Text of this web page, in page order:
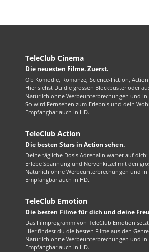
TeleClub Cinema
Die neuesten Filme. Zuerst.
Ob Komödie, Romanze, Science-Fiction,
Hier siehst Du die grossen Blockbuster oder
Natürlich ohne Werbeunterbrechungen und
So wird Fernsehen zum Erlebnis und dein
Empfangbar auch in HD.
TeleClub Action
Die besten Stars in Action sehen.
Deine tägliche Dosis Adrenalin wartet auf
Erlebe Spannung und Nervenkitzel mit den
Natürlich ohne Werbeunterbrechungen und
Empfangbar auch in HD.
TeleClub Emotion
Die besten Filme für dich und deine
Das Filmprogramm von TeleClub Emotion
Hier findest du die besten Filme aus den
Natürlich ohne Werbeunterbrechungen und
Empfangbar auch in HD.